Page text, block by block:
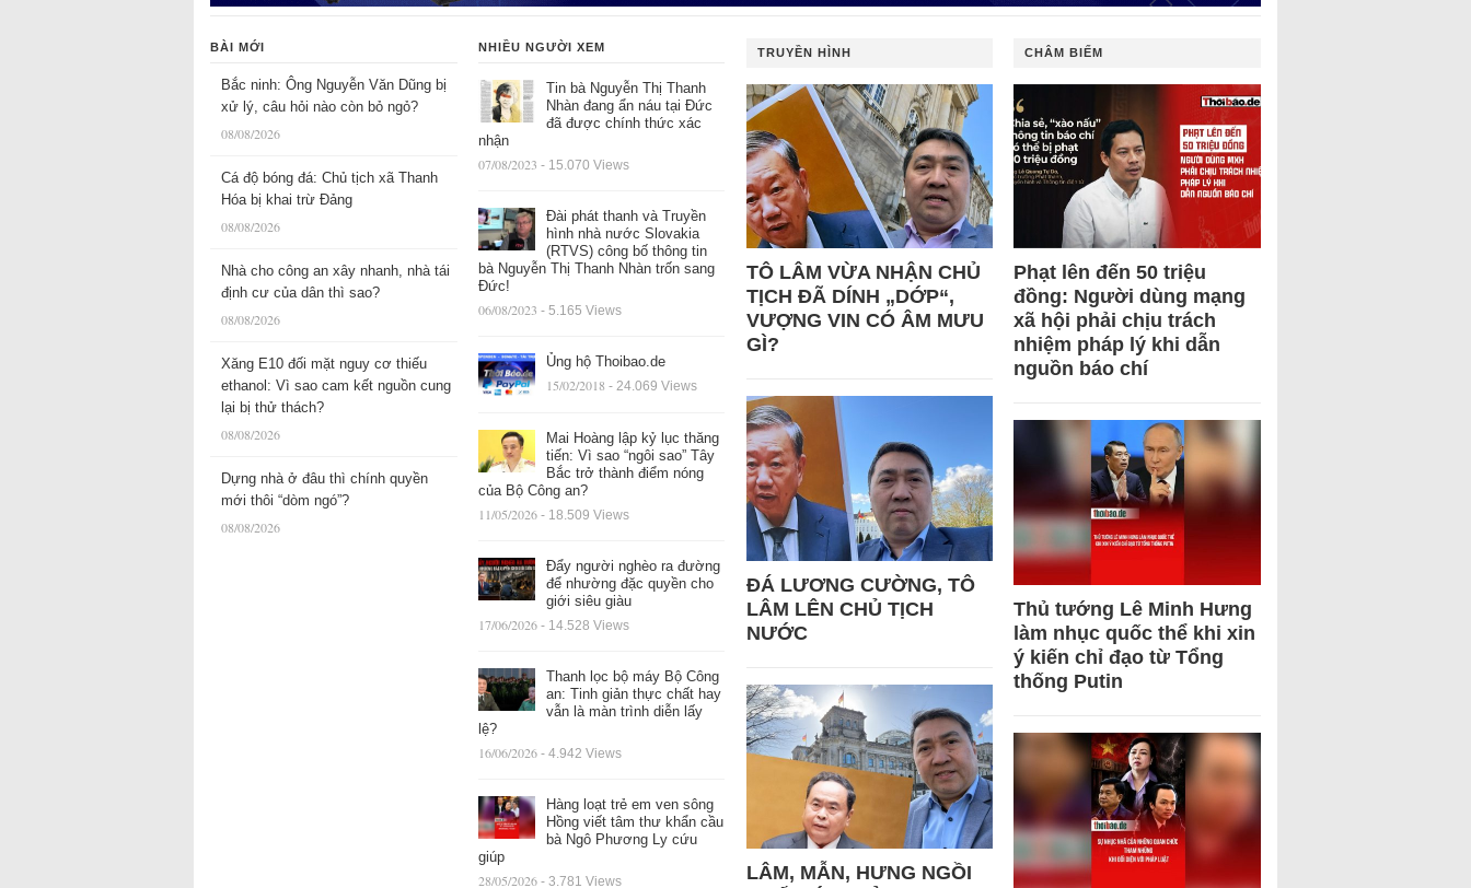
BÀI MỚI
Bắc ninh: Ông Nguyễn Văn Dũng bị
xử lý, câu hỏi nào còn bỏ ngỏ?
08/08/2026
Cá độ bóng đá: Chủ tịch xã Thanh
Hóa bị khai trừ Đảng
08/08/2026
Nhà cho công an xây nhanh, nhà tái
định cư của dân thì sao?
08/08/2026
Xăng E10 đối mặt nguy cơ thiếu
ethanol: Vì sao cam kết nguồn cung
lại bị thử thách?
08/08/2026
Dựng nhà ở đâu thì chính quyền
mới thôi “dòm ngó”?
08/08/2026
NHIỀU NGƯỜI XEM
Tin bà Nguyễn Thị Thanh
Nhàn đang ẩn náu tại Đức
đã được chính thức xác
nhận
07/08/2023 - 15.070 Views
Đài phát thanh và Truyền
hình nhà nước Slovakia
(RTVS) công bố thông tin
bà Nguyễn Thị Thanh Nhàn trốn sang
Đức!
06/08/2023 - 5.165 Views
Ủng hộ Thoibao.de
15/02/2018 - 24.069 Views
Mai Hoàng lập kỷ lục thăng
tiến: Vì sao “ngôi sao” Tây
Bắc trở thành điểm nóng
của Bộ Công an?
11/05/2026 - 18.509 Views
Đẩy người nghèo ra đường
để nhường đặc quyền cho
giới siêu giàu
17/06/2026 - 14.528 Views
Thanh lọc bộ máy Bộ Công
an: Tinh giản thực chất hay
vẫn là màn trình diễn lấy
lệ?
16/06/2026 - 4.942 Views
Hàng loạt trẻ em ven sông
Hồng viết tâm thư khẩn cầu
bà Ngô Phương Ly cứu
giúp
28/05/2026 - 3.781 Views
TRUYỀN HÌNH
TÔ LÂM VỪA NHẬN CHỦ
TỊCH ĐÃ DÍNH „DỚP“,
VƯỢNG VIN CÓ ÂM MƯU
GÌ?
ĐÁ LƯƠNG CƯỜNG, TÔ
LÂM LÊN CHỦ TỊCH
NƯỚC
LÂM, MẪN, HƯNG NGỒI
CHÂM BIẾM
Phạt lên đến 50 triệu
đồng: Người dùng mạng
xã hội phải chịu trách
nhiệm pháp lý khi dẫn
nguồn báo chí
Thủ tướng Lê Minh Hưng
làm nhục quốc thể khi xin
ý kiến chỉ đạo từ Tổng
thống Putin